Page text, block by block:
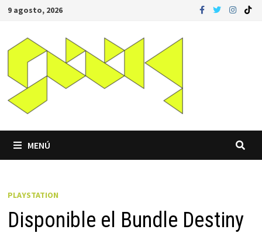
Saltar
contenido
9 agosto, 2026
MENÚ
PLAYSTATION
Disponible el Bundle Destiny